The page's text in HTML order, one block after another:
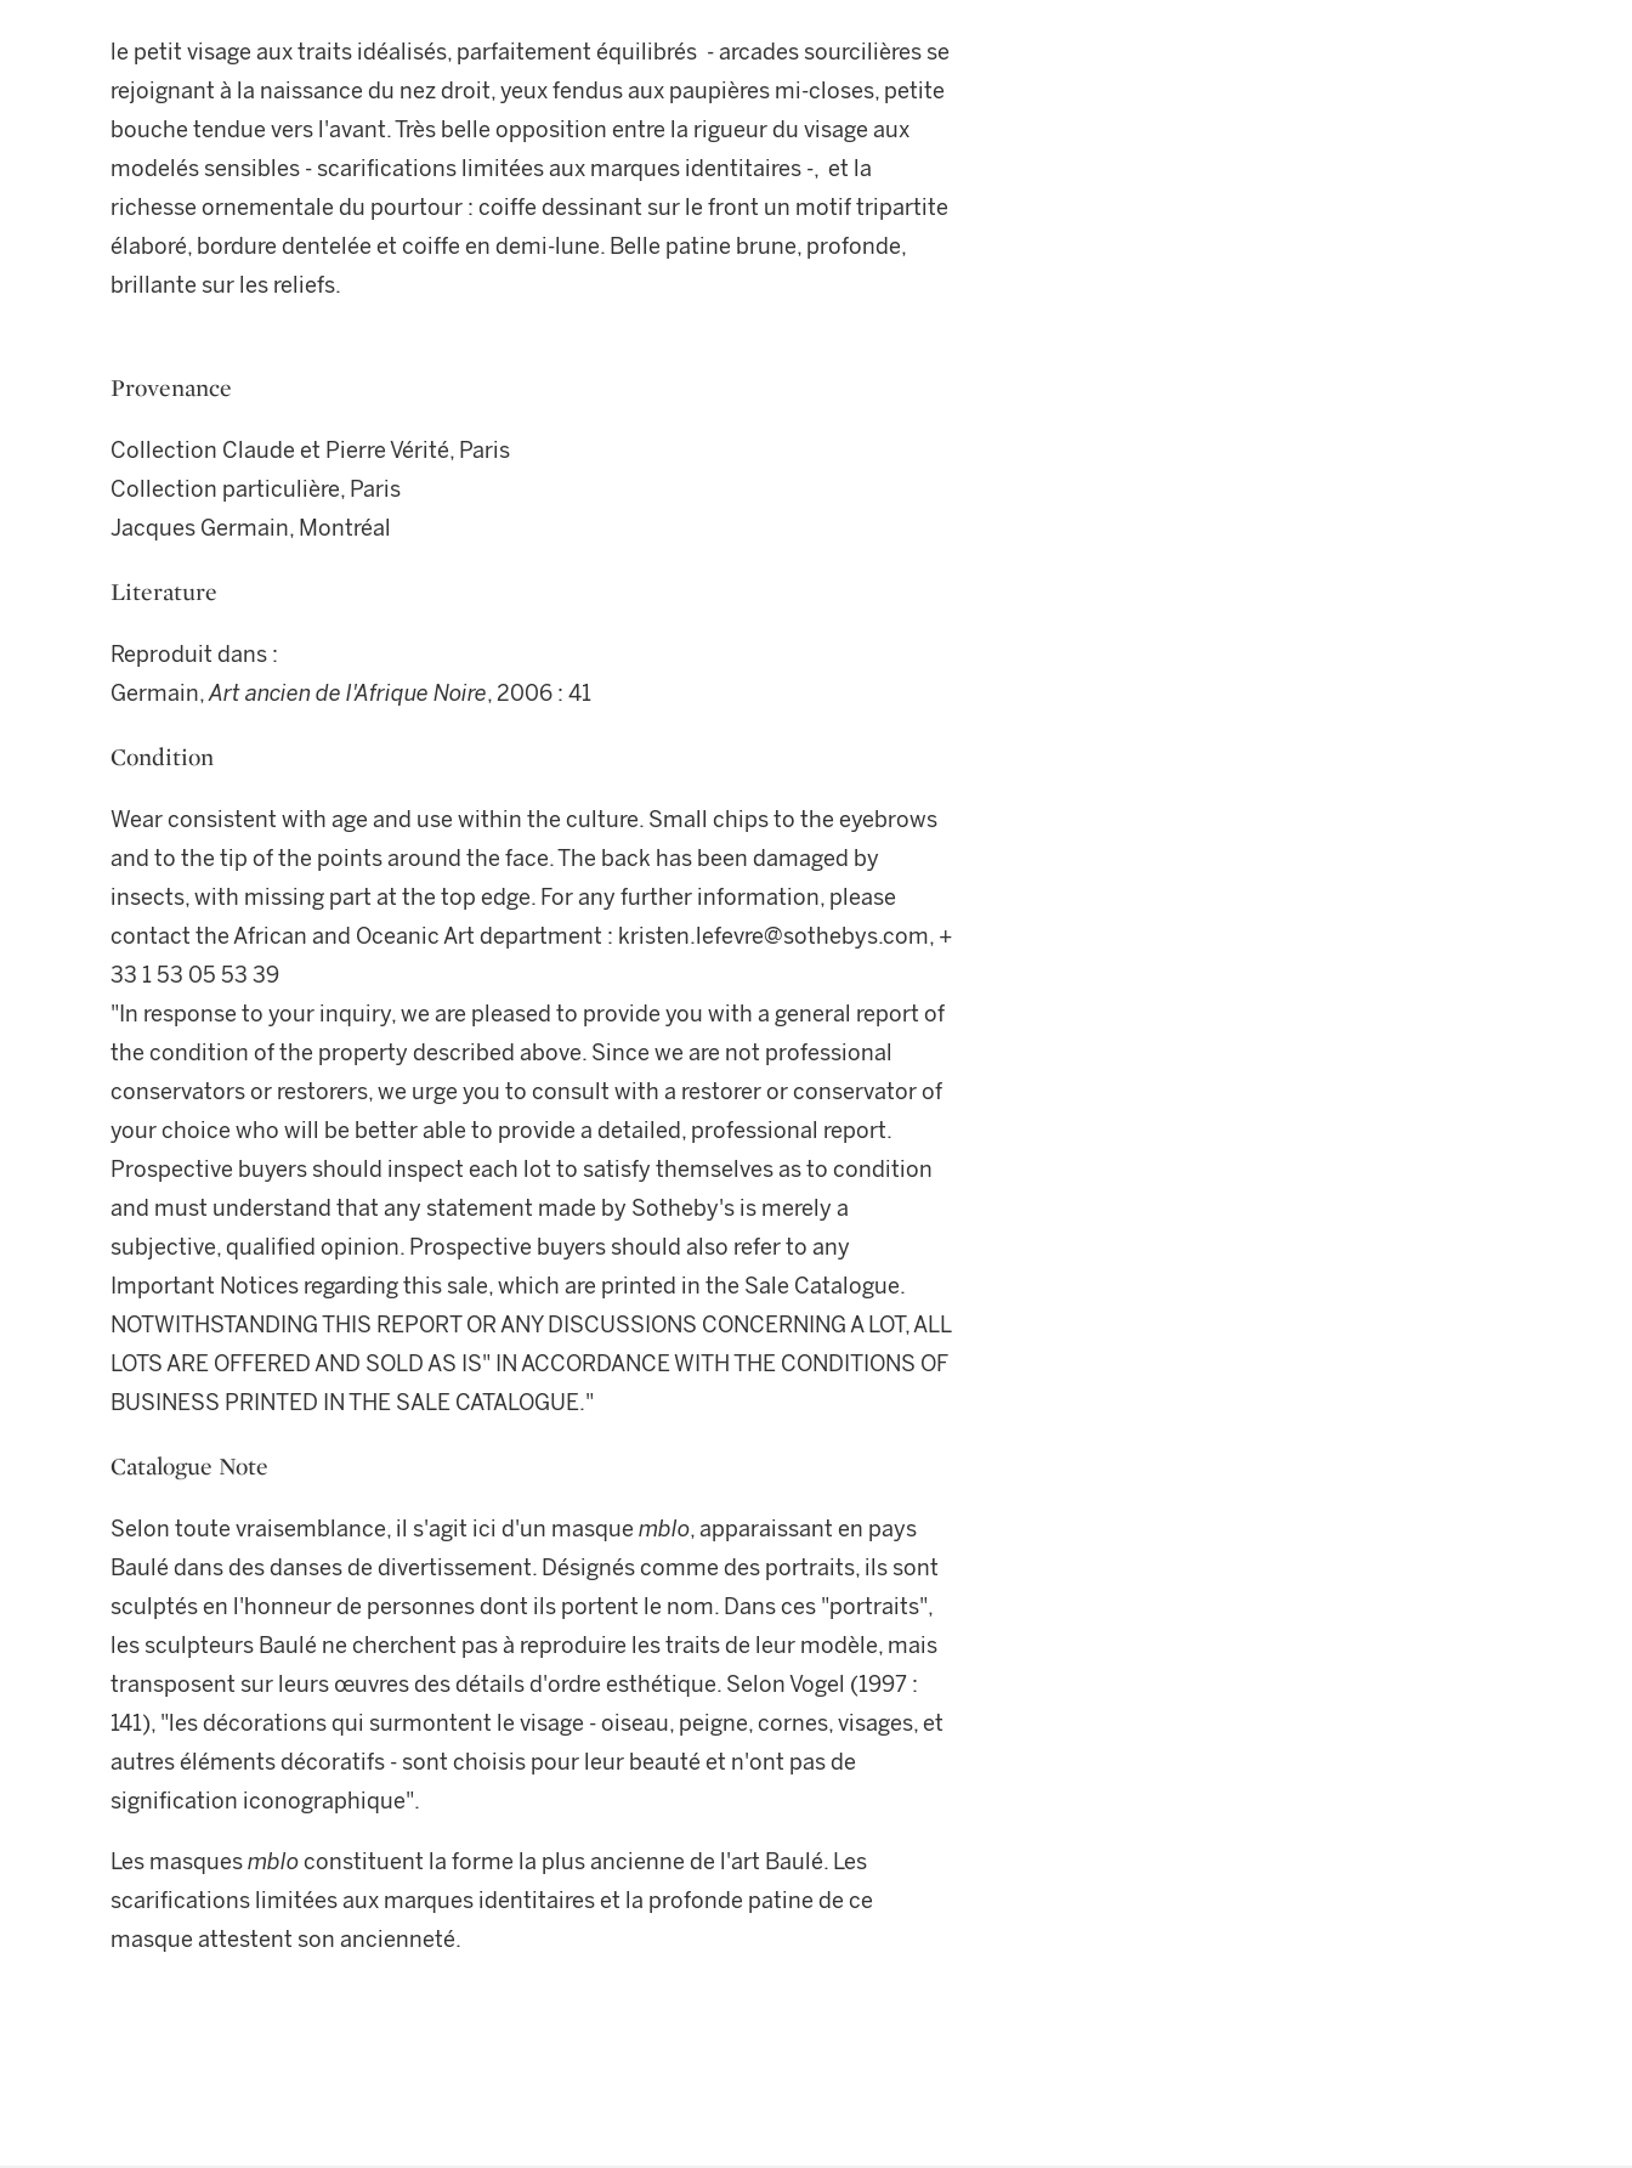
le petit visage aux traits idéalisés, parfaitement équilibrés - arcades sourcilières se
rejoignant à la naissance du nez droit, yeux fendus aux paupières mi-closes, petite
bouche tendue vers l'avant. Très belle opposition entre la rigueur du visage aux
modelés sensibles - scarifications limitées aux marques identitaires -, et la
richesse ornementale du pourtour : coiffe dessinant sur le front un motif tripartite
élaboré, bordure dentelée et coiffe en demi-lune. Belle patine brune, profonde,
brillante sur les reliefs.
Provenance
Collection Claude et Pierre Vérité, Paris
Collection particulière, Paris
Jacques Germain, Montréal
Literature
Reproduit dans :
Germain,Art ancien de l'Afrique Noire, 2006 : 41
Condition
Wear consistent with age and use within the culture. Small chips to the eyebrows
and to the tip of the points around the face. The back has been damaged by
insects, with missing part at the top edge. For any further information, please
contact the African and Oceanic Art department : kristen.lefevre@sothebys.com, +
33 1 53 05 53 39
"In response to your inquiry, we are pleased to provide you with a general report of
the condition of the property described above. Since we are not professional
conservators or restorers, we urge you to consult with a restorer or conservator of
your choice who will be better able to provide a detailed, professional report.
Prospective buyers should inspect each lot to satisfy themselves as to condition
and must understand that any statement made by Sotheby's is merely a
subjective, qualified opinion. Prospective buyers should also refer to any
Important Notices regarding this sale, which are printed in the Sale Catalogue.
NOTWITHSTANDING THIS REPORT OR ANY DISCUSSIONS CONCERNING A LOT, ALL
LOTS ARE OFFERED AND SOLD AS IS" IN ACCORDANCE WITH THE CONDITIONS OF
BUSINESS PRINTED IN THE SALE CATALOGUE."
Catalogue Note
Selon toute vraisemblance, il s'agit ici d'un masque mblo, apparaissant en pays
Baulé dans des danses de divertissement. Désignés comme des portraits, ils sont
sculptés en l'honneur de personnes dont ils portent le nom. Dans ces "portraits",
les sculpteurs Baulé ne cherchent pas à reproduire les traits de leur modèle, mais
transposent sur leurs œuvres des détails d'ordre esthétique. Selon Vogel (1997 :
141), "les décorations qui surmontent le visage - oiseau, peigne, cornes, visages, et
autres éléments décoratifs - sont choisis pour leur beauté et n'ont pas de
signification iconographique".
Les masquesmbloconstituent la forme la plus ancienne de l'art Baulé. Les
scarifications limitées aux marques identitaires et la profonde patine de ce
masque attestent son ancienneté.